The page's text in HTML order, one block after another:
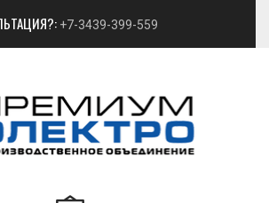
+7-3439-399-559